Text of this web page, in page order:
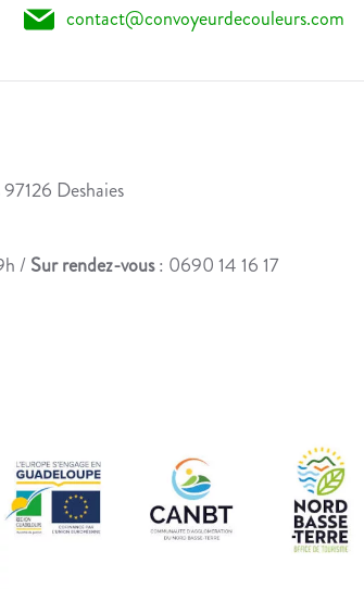
contact@convoyeurdecouleurs.com
Deshaies
/Sur rendez-vous: 0690 14 16 17